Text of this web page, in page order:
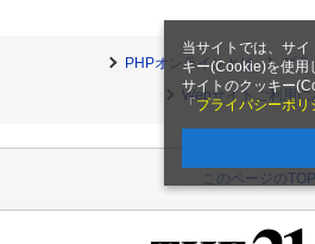
当サイトでは、サ
キー(Cookie)を使用
サイトのクッキー
「 プライバシーポリ
PHPオンラインとは
プラ
Webサイトご利用に
このページの